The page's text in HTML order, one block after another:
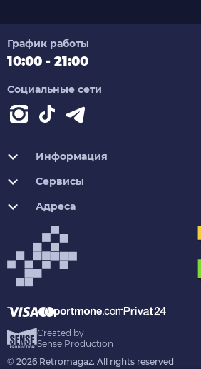
График работы
10:00 - 21:00
Социальные сети
Информация
Сервисы
Адреса
Created by
Sense Production
© 2026 Retromagaz. All rights reserved